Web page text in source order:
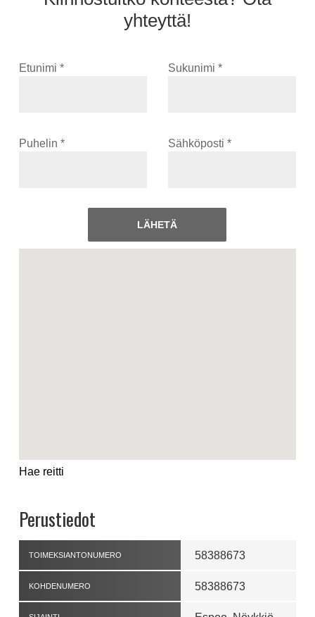
yhteyttä!
Etunimi * Sukunimi *
Puhelin * Sähköposti *
Hae reitti
Perustiedot
TOIMEKSIANTONUMERO 58388673
KOHDENUMERO 58388673